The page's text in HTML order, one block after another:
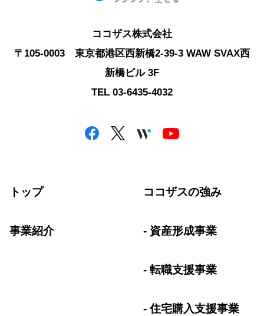
ココザス株式会社
〒105-0003 東京都港区西新橋2-39-3 WAW SVAX西
新橋ビル 3F
TEL 03-6435-4032
トップ ココザスの強み
事業紹介 資産形成事業
転職支援事業
住宅購入支援事業